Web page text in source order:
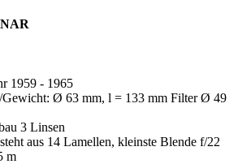
1959 - 1965
Gewicht: Ø 63 mm, l = 133 mm Filter Ø 49
3 Linsen
aus 14 Lamellen, kleinste Blende f/22
m